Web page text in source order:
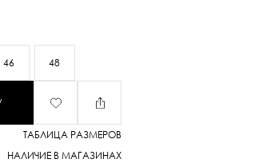
Боковой шов
шнурки
плеч. В средней части
собранная на нить-
и комфортную
по низу юбки,
Платье на
разработанный в
46 48
ТАБЛИЦА РАЗМЕРОВ
НАЛИЧИЕ В МАГАЗИНАХ